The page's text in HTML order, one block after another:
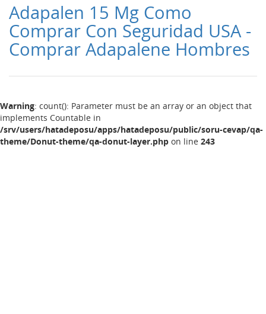
Adapalen 15 Mg Como
Comprar Con Seguridad USA -
Comprar Adapalene Hombres
Warning: count(): Parameter must be an array or an object that
implements Countable in
/srv/users/hatadeposu/apps/hatadeposu/public/soru-cevap/qa-
theme/Donut-theme/qa-donut-layer.php on line 243